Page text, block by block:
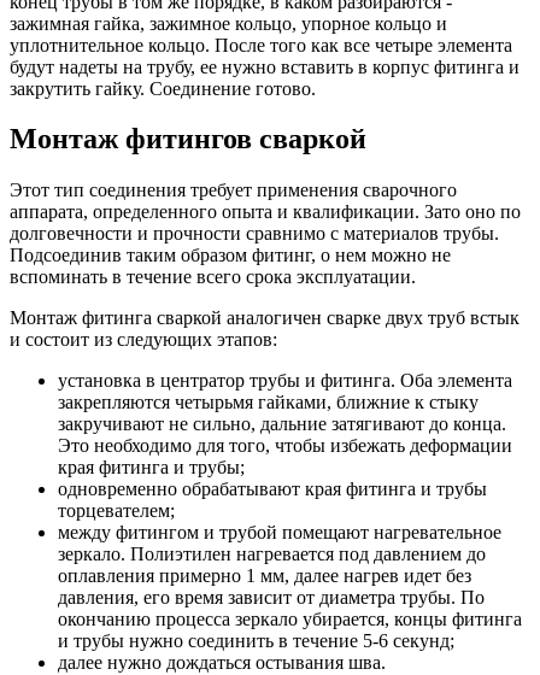
зажимная гайка, зажимное кольцо, упорное кольцо и
уплотнительное кольцо. После того как все четыре элемента
будут надеты на трубу, ее нужно вставить в корпус фитинга и
закрутить гайку. Соединение готово.
Монтаж фитингов сваркой
Этот тип соединения требует применения сварочного
аппарата, определенного опыта и квалификации. Зато оно по
долговечности и прочности сравнимо с материалов трубы.
Подсоединив таким образом фитинг, о нем можно не
вспоминать в течение всего срока эксплуатации.
Монтаж фитинга сваркой аналогичен сварке двух труб встык
и состоит из следующих этапов:
установка в центратор трубы и фитинга. Оба элемента
закрепляются четырьмя гайками, ближние к стыку
закручивают не сильно, дальние затягивают до конца.
Это необходимо для того, чтобы избежать деформации
края фитинга и трубы;
одновременно обрабатывают края фитинга и трубы
торцевателем;
между фитингом и трубой помещают нагревательное
зеркало. Полиэтилен нагревается под давлением до
оплавления примерно 1 мм, далее нагрев идет без
давления, его время зависит от диаметра трубы. По
окончанию процесса зеркало убирается, концы фитинга
и трубы нужно соединить в течение 5-6 секунд;
далее нужно дождаться остывания шва.